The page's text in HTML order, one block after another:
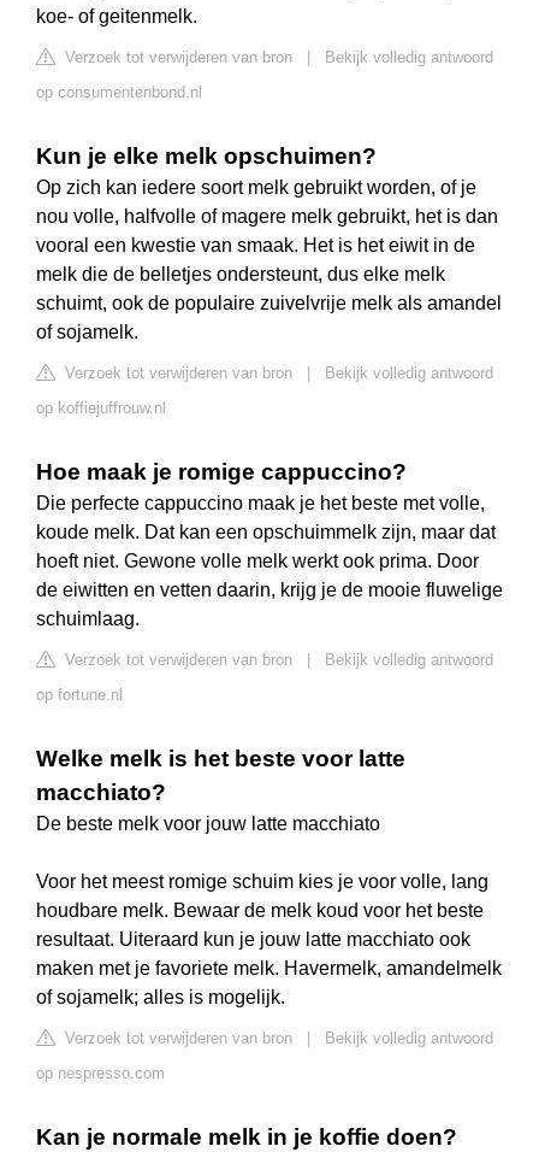
koe- of geitenmelk.
Verzoek tot verwijderen van bron
Bekijk volledig antwoord
op consumentenbond.nl
Kun je elke melk opschuimen?
Op zich kan iedere soort melk gebruikt worden, of je
nou volle, halfvolle of magere melk gebruikt, het is dan
vooral een kwestie van smaak. Het is het eiwit in de
melk die de belletjes ondersteunt, dus elke melk
schuimt, ook de populaire zuivelvrije melk als amandel
of sojamelk.
Verzoek tot verwijderen van bron
Bekijk volledig antwoord
op koffiejuffrouw.nl
Hoe maak je romige cappuccino?
Die perfecte cappuccino maak je het beste met volle,
koude melk. Dat kan een opschuimmelk zijn, maar dat
hoeft niet. Gewone volle melk werkt ook prima. Door
de eiwitten en vetten daarin, krijg je de mooie fluwelige
schuimlaag.
Verzoek tot verwijderen van bron
Bekijk volledig antwoord
op fortune.nl
Welke melk is het beste voor latte
macchiato?
De beste melk voor jouw latte macchiato
Voor het meest romige schuim kies je voor volle, lang
houdbare melk. Bewaar de melk koud voor het beste
resultaat. Uiteraard kun je jouw latte macchiato ook
maken met je favoriete melk. Havermelk, amandelmelk
of sojamelk; alles is mogelijk.
Verzoek tot verwijderen van bron
Bekijk volledig antwoord
op nespresso.com
Kan je normale melk in je koffie doen?